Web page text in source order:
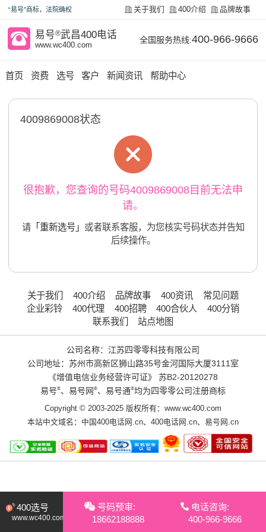
“易号”商标，法院确权 关于我们 400介绍 品牌故事
易号®武昌400电话
www.wc400.com
全国服务热线:400-966-9666
首页 资费 选号 客户 新闻资讯 帮助中心
4009869008状态
很抱歉，您查询的号码4009869008目前无法申
请。
请「重新选号」 或者联系客服，为您核实号码状态并告知
后续操作。
关于我们 400介绍 品牌故事 400资讯
常见问题
企业彩铃
400代理 400招聘 400合伙人
400分销
联系我们
站点地图
公司名称：江苏四零零科技有限公司
公司地址：苏州市高新区狮山路35号金河国际大厦3111室
《增值电信业务经营许可证》
苏B2-20120278
易号®、易号网 ®、易号通®均为四零零公司注册商标
Copyright © 2003-2025 版权所有：www.wc400.com
本站中文域名： 中国400电话网.cn、 400电话网.cn、 易号网.cn
400选号
www.wc400.com
号码预审:
18662188888
电话咨询:
400-966-9666